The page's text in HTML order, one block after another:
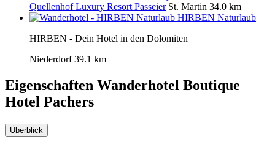
Quellenhof Luxury Resort Passeier St. Martin 34.0 km
HIRBEN Naturlaub
HIRBEN - Dein Hotel in den Dolomiten
Niederdorf 39.1 km
Eigenschaften Wanderhotel Boutique
Hotel Pachers
Überblick